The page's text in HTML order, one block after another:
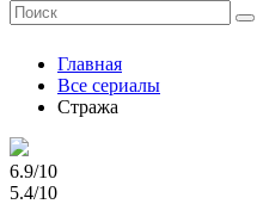
Главная
Все сериалы
Стража
6.9/10
5.4/10